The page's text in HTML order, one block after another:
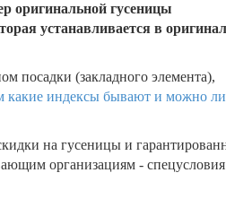
оригинальной гусеницы
устанавливается в
посадки (закладного элемента),
какие индексы бывают и можно
на гусеницы и
организациям -